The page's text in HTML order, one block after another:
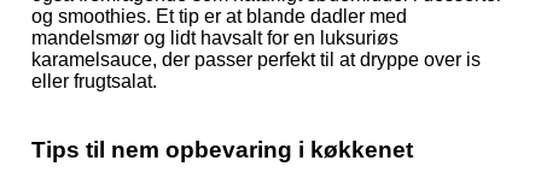
og smoothies. Et tip er at blande dadler med
mandelsmør og lidt havsalt for en luksuriøs
karamelsauce, der passer perfekt til at dryppe over is
eller frugtsalat.
Tips til nem opbevaring i køkkenet